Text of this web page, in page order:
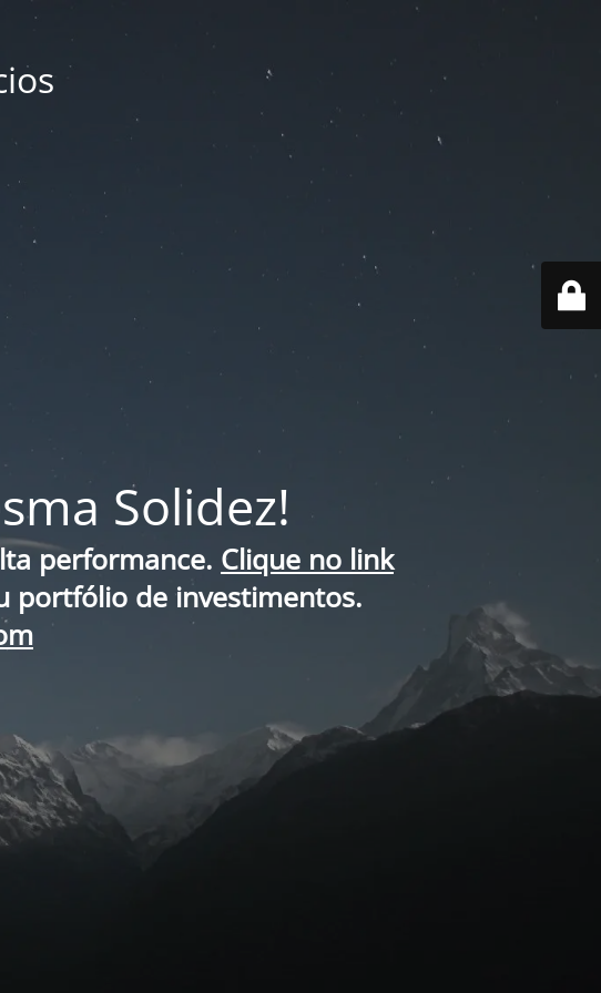
Solidez!
performance. Clique no link
portfólio de investimentos.